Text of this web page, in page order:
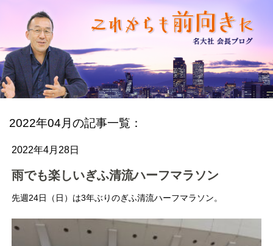
2022年04月の記事一覧：
2022年4月28日
雨でも楽しいぎふ清流ハーフマラソン
先週24日（日）は3年ぶりのぎふ清流ハーフマラソン。